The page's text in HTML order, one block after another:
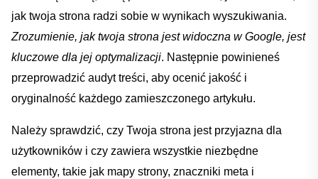
⁢jak twoja strona radzi sobie w wynikach wyszukiwania.
Zrozumienie, jak twoja strona jest widoczna w Google, jest
kluczowe‍ dla jej optymalizacji. Następnie powinieneś
przeprowadzić audyt treści, aby ocenić jakość i
oryginalność ‍każdego zamieszczonego artykułu.
Należy ⁣sprawdzić, czy Twoja strona jest przyjazna dla
użytkowników ​i czy zawiera wszystkie niezbędne​
elementy, ⁣takie‌ jak mapy strony, znaczniki meta i